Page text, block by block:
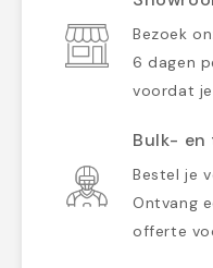
Bezoek
6 dagen
voordat
Bulk- en
Bestel je
Ontvang
offerte